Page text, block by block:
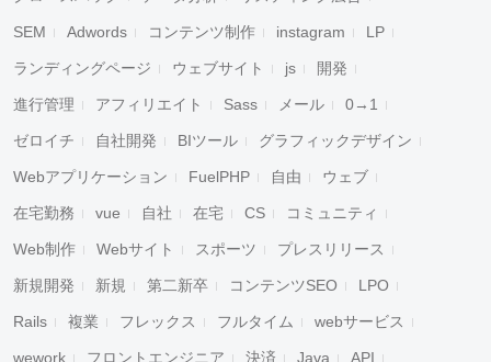
SEM Adwords コンテンツ制作 instagram LP
ランディングページ ウェブサイト js 開発
進行管理 アフィリエイト Sass メール 0→1
ゼロイチ 自社開発 BIツール グラフィックデザイン
Webアプリケーション FuelPHP 自由 ウェブ
在宅勤務 vue 自社 在宅 CS コミュニティ
Web制作 Webサイト スポーツ プレスリリース
新規開発 新規 第二新卒 コンテンツSEO LPO
Rails 複業 フレックス フルタイム webサービス
wework フロントエンジニア 決済 Java API